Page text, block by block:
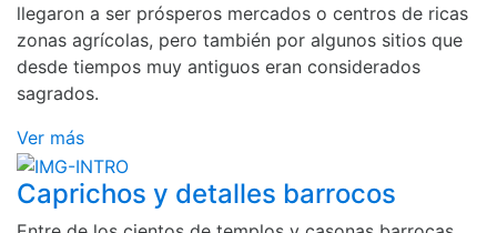
llegaron a ser prósperos mercados o centros de ricas
zonas agrícolas, pero también por algunos sitios que
desde tiempos muy antiguos eran considerados
sagrados.
Ver más
Caprichos y detalles barrocos